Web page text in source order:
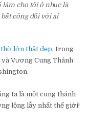
làm cho tôi ô nhục là
công đối với ai
lớn thật đẹp, trong
Vương Cung Thánh
ta là một cung thánh
lộng lẫy nhất thế giới!